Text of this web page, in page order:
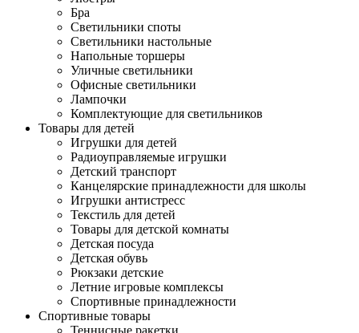
Бра
Светильники споты
Светильники настольные
Напольные торшеры
Уличные светильники
Офисные светильники
Лампочки
Комплектующие для светильников
Товары для детей
Игрушки для детей
Радиоуправляемые игрушки
Детский транспорт
Канцелярские принадлежности для школы
Игрушки антистресс
Текстиль для детей
Товары для детской комнаты
Детская посуда
Детская обувь
Рюкзаки детские
Летние игровые комплексы
Спортивные принадлежности
Спортивные товары
Теннисные ракетки